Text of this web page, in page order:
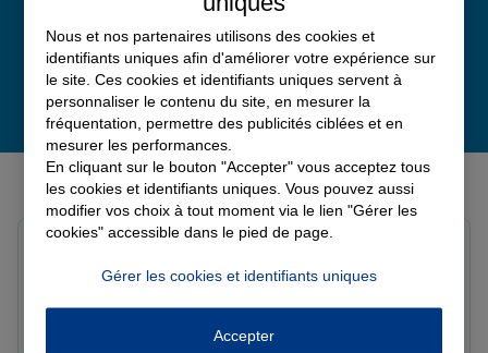
Derniers avis de nos agences Allianz
Le 07/08/2026 - Agence NANTERRE
Merci à Madi pour son écoute et ces conseils précieux.
Réactif et efficace le service impeccable
Nous et nos partenaires utilisons des cookies et
identifiants uniques afin d'améliorer votre expérience sur
le site. Ces cookies et identifiants uniques servent à
personnaliser le contenu du site, en mesurer la
fréquentation, permettre des publicités ciblées et en
mesurer les performances.
En cliquant sur le bouton "Accepter" vous acceptez tous
les cookies et identifiants uniques. Vous pouvez aussi
modifier vos choix à tout moment via le lien "Gérer les
cookies" accessible dans le pied de page.
Gérer les cookies et identifiants uniques
Accepter